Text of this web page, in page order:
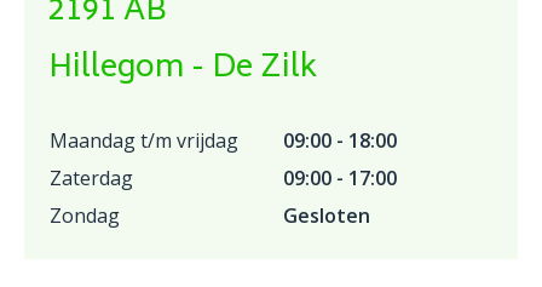
2191 AB
Hillegom - De Zilk
Maandag t/m vrijdag
09:00 - 18:00
Zaterdag
09:00 - 17:00
Zondag
Gesloten